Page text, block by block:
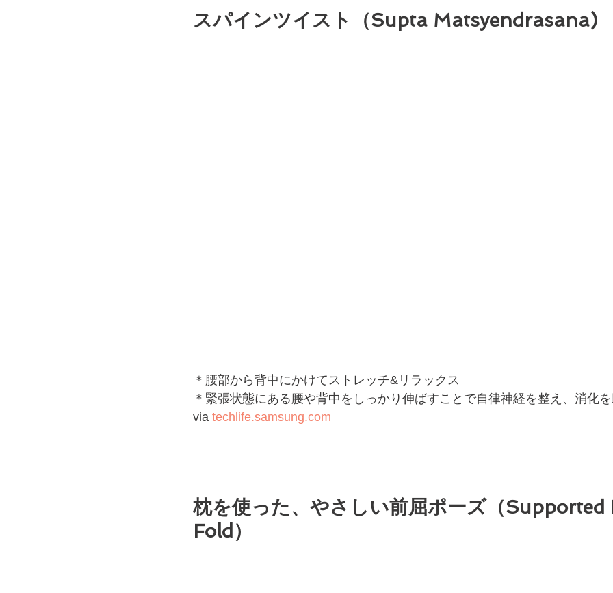
スパインツイスト（Supta Matsyendrasana)
＊腰部から背中にかけてストレッチ&リラックス
＊緊張状態にある腰や背中をしっかり伸ばすことで自律神経を整え、消化
via techlife.samsung.com
枕を使った、やさしい前屈ポーズ（
Fold）